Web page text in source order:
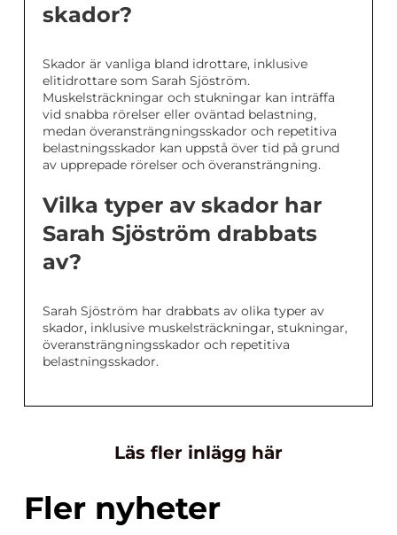
skador?
Skador är vanliga bland idrottare, inklusive
elitidrottare som Sarah Sjöström.
Muskelsträckningar och stukningar kan inträffa
vid snabba rörelser eller oväntad belastning,
medan överansträngningsskador och repetitiva
belastningsskador kan uppstå över tid på grund
av upprepade rörelser och överansträngning.
Vilka typer av skador har
Sarah Sjöström drabbats
av?
Sarah Sjöström har drabbats av olika typer av
skador, inklusive muskelsträckningar, stukningar,
överansträngningsskador och repetitiva
belastningsskador.
Läs fler inlägg här
Fler nyheter